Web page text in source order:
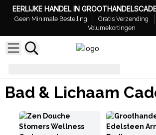
EERLIJKE HANDEL IN
Geen Minimale Bestelling Gratis Verzending
Volumekortingen
Bad & Lichaam